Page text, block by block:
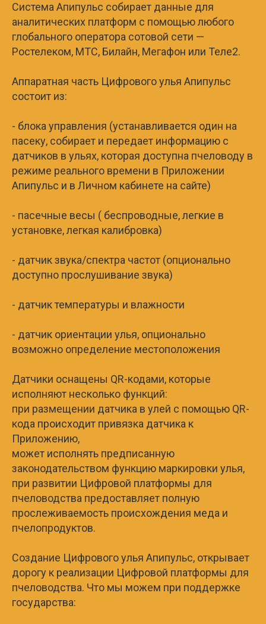
Система Апипульс собирает данные для
аналитических платформ с помощью любого
глобального оператора сотовой сети —
Ростелеком, МТС, Билайн, Мегафон или Теле2.
Аппаратная часть Цифрового улья Апипульс
состоит из:
- блока управления (устанавливается один на
пасеку, собирает и передает информацию с
датчиков в ульях, которая доступна пчеловоду в
режиме реального времени в Приложении
Апипульс и в Личном кабинете на сайте)
- пасечные весы ( беспроводные, легкие в
установке, легкая калибровка)
- датчик звука/спектра частот (опционально
доступно прослушивание звука)
- датчик температуры и влажности
- датчик ориентации улья, опционально
возможно определение местоположения
Датчики оснащены QR-кодами, которые
исполняют несколько функций:
при размещении датчика в улей с помощью QR-
кода происходит привязка датчика к
Приложению,
может исполнять предписанную
законодательством функцию маркировки улья,
при развитии Цифровой платформы для
пчеловодства предоставляет полную
прослеживаемость происхождения меда и
пчелопродуктов.
Создание Цифрового улья Апипульс, открывает
дорогу к реализации Цифровой платформы для
пчеловодства. Что мы можем при поддержке
государства: